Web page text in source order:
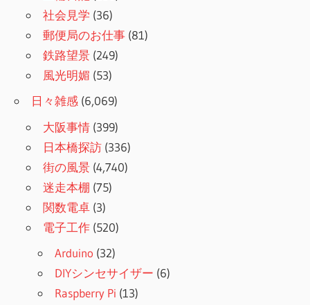
社会見学 (36)
郵便局のお仕事 (81)
鉄路望景 (249)
風光明媚 (53)
日々雑感 (6,069)
大阪事情 (399)
日本橋探訪 (336)
街の風景 (4,740)
迷走本棚 (75)
関数電卓 (3)
電子工作 (520)
Arduino (32)
DIYシンセサイザー (6)
Raspberry Pi (13)